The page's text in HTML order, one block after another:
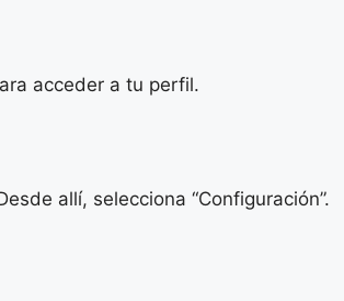
acceder a tu perfil.
allí, selecciona “Configuración”.